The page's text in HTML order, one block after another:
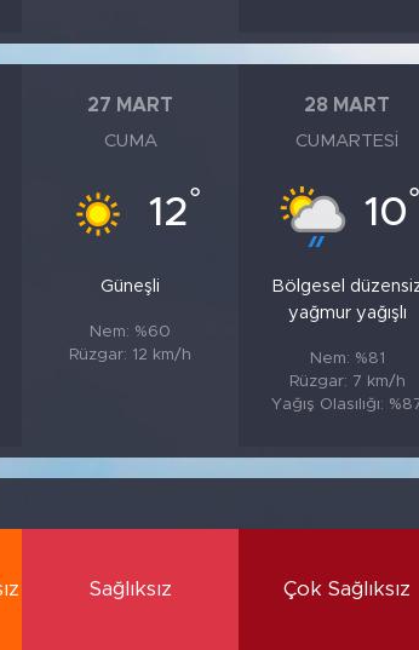
27 MART
CUMA
12°
Güneşli
Nem: %60
Rüzgar: 12 km/h
28 MART
CUMARTESI
10°
Bölgesel
yağmur yağışlı
Nem: %81
Rüzgar: 7 km/h
Yağış Olasılığı:
Sağlıksız Çok Sağlıksız